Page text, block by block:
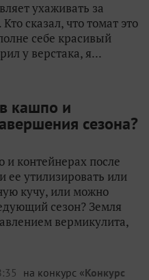
ухаживать за
сказал, что томат это
себе красивый
у верстака, я...
кашпо и
сезона?
и контейнерах после
ее утилизировать или
кучу, или можно
сезон? Земля
вермикулита,
на конкурс «Конкурс